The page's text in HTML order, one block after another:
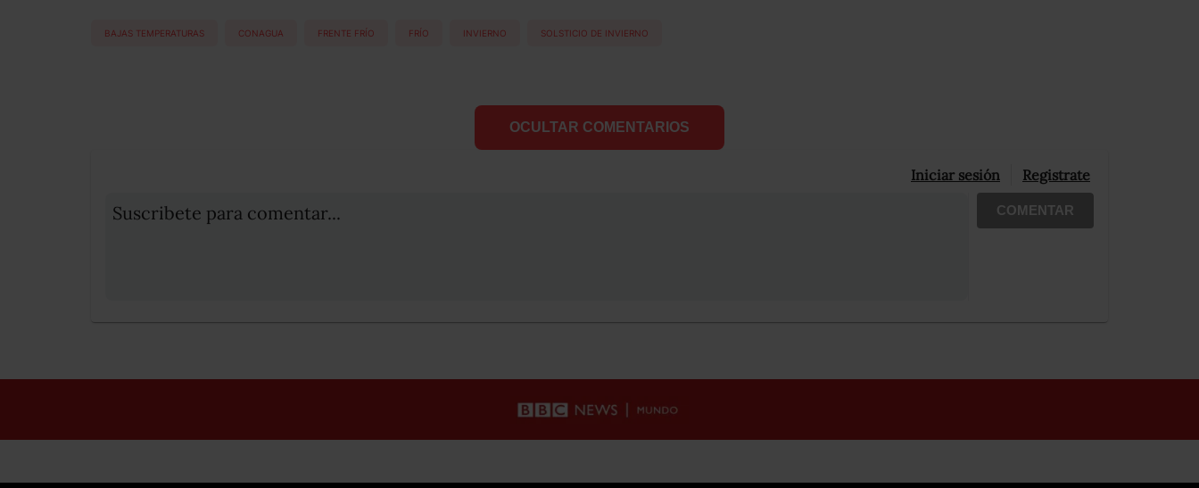
BAJAS TEMPERATURAS CONAGUA FRENTE FRÍO FRÍO INVIERNO SOLSTICIO DE INVIERNO
OCULTAR COMENTARIOS
Iniciar sesión Registrate
Suscribete para comentar... COMENTAR